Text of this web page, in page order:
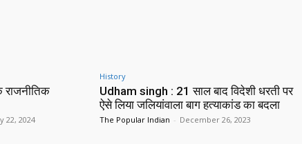
राजनीतिक
22, 2024
History
Udham singh : 21 साल बाद विदेशी धरती पर
ऐसे लिया जलियांवाला बाग हत्याकांड का बदला
The Popular Indian - December 26, 2023